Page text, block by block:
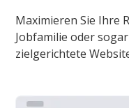
Maximieren Sie Ihre
Jobfamilie oder
zielgerichtete